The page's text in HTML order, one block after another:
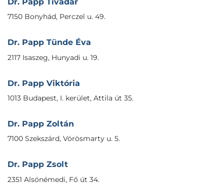
7150 Bonyhád, Perczel u. 49.
Dr. Papp Tünde Éva
2117 Isaszeg, Hunyadi u. 19.
Dr. Papp Viktória
1013 Budapest, I. kerület, Attila út 35.
Dr. Papp Zoltán
7100 Szekszárd, Vörösmarty u. 5.
Dr. Papp Zsolt
2351 Alsónémedi, Fő út 34.